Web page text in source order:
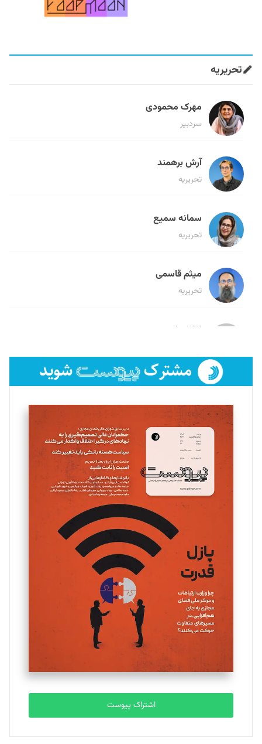
تحریریه
مهرک محمودی
سردبیر
آرش برهمند
تحریریه
سمانه سمیع
تحریریه
میثم قاسمی
تحریریه
لیلا حنارود
فائزه فتحی رستمی
تحریریه
سروش کرمیان
تحریریه
مینا پاکدل
یسنا امان‌پور
تحریریه
ملینا جعفری
تحریریه
مصطفی مسجدی آرانی
تحریریه
بابک نقاش
تحریریه
اشتراک پیوست